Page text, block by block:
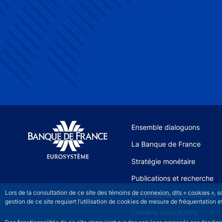
Lors de la consultation de ce site des témoins de connexion, dits « cookies
gestion de ce site requiert l’utilisation de cookies de mesure de
Site navigation
Ensemble dialoguons
La Banque de France
Stratégie monétaire
Publications et recherche
Actualités et événements
Comités consultatifs